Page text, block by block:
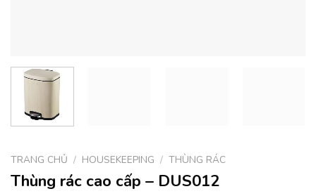
TRANG CHỦ / HOUSEKEEPING / THÙNG RÁC
Thùng rác cao cấp – DUS012